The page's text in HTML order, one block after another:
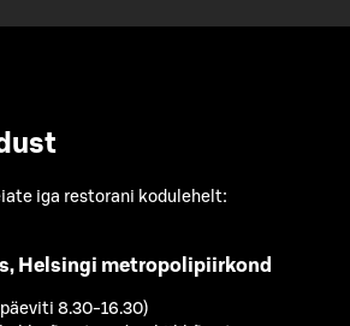
iga restorani kodulehelt:
Helsingi metropolipiirkond
8.30-16.30)